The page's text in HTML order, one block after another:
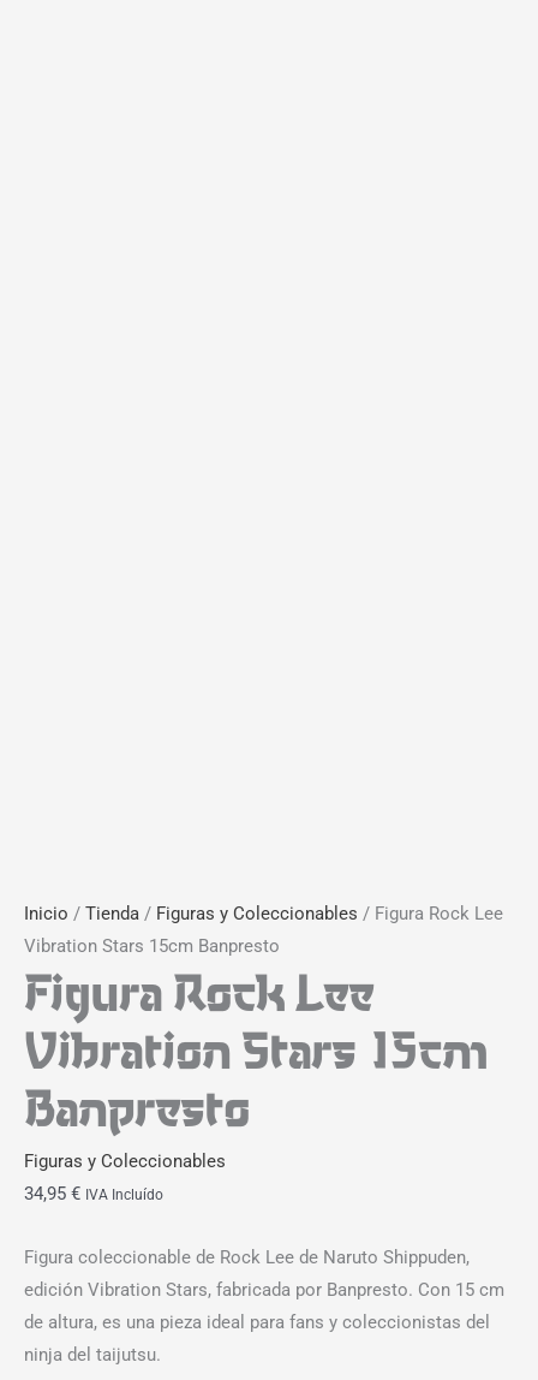
Inicio / Tienda / Figuras y Coleccionables / Figura Rock Lee
Vibration Stars 15cm Banpresto
Figura Rock Lee
Vibration Stars 15cm
Banpresto
Figuras y Coleccionables
34,95 € IVA Incluído
Figura coleccionable de Rock Lee de Naruto Shippuden,
edición Vibration Stars, fabricada por Banpresto. Con 15 cm
de altura, es una pieza ideal para fans y coleccionistas del
ninja del taijutsu.